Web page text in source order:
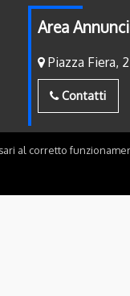
Area
Piazza Fiera,
Contatti
al corretto